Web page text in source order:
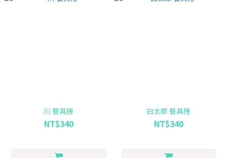
川 餐具捲
NT$340
白太郎 餐具捲
NT$340